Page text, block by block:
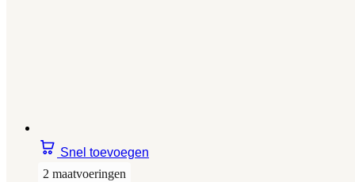
Snel toevoegen
2 maatvoeringen